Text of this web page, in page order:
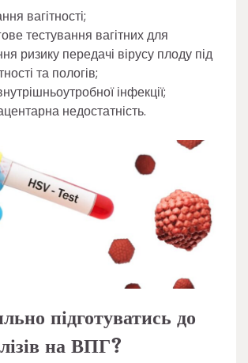
вагітності;
тестування вагітних для
ризику передачі вірусу плоду під
та пологів;
інфекції;
недостатність.
підготуватись до
на ВПГ?